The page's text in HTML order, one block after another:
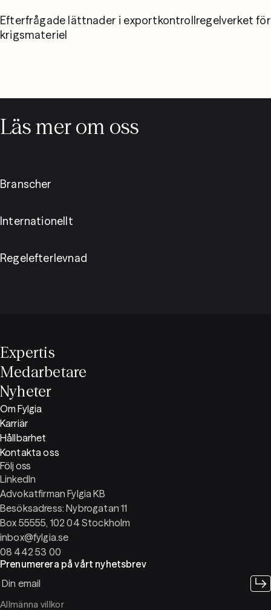
Efterfrågade lättnader i exportkontrollregelverket för
krigsmateriel
Läs mer om oss
Branscher
Internationellt
Regelefterlevnad
Expertis
Medarbetare
Nyheter
Advokatfirman Fylgia KB
Besöksadress: Nybrogatan 11
Box 55555, 102 04 Stockholm
inbox@fylgia.se
08 442 53 00
Följ oss
LinkedIn
Om Fylgia
Karriär
Hållbarhet
Kontakta oss
Prenumerera på vårt nyhetsbrev
Allmänna villkor